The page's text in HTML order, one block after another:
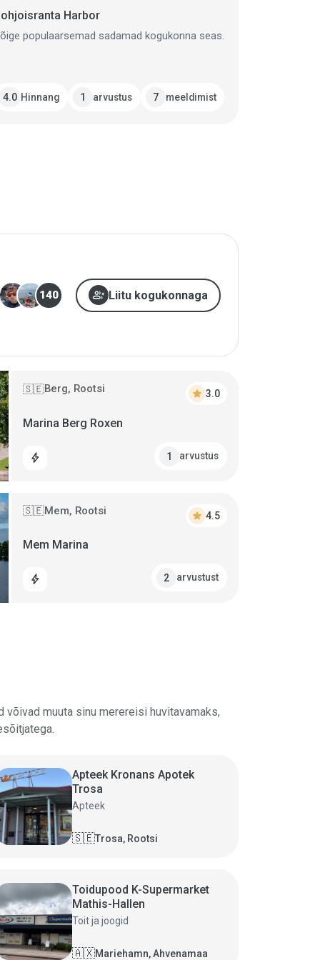
Harbor
populaarsemad sadamad kogukonna seas.
4.0 Hinnang 1 arvustus 7 meeldimist
140 group_add Liitu kogukonnaga
🇸🇪Berg, Rootsi star 3.0
Marina Berg Roxen
bolt 1 arvustus
🇸🇪Mem, Rootsi star 4.5
Mem Marina
bolt 2 arvustust
võivad muuta sinu merereisi huvitavamaks,
Apteek Kronans Apotek
Trosa
Apteek
🇸🇪Trosa, Rootsi
Toidupood K-Supermarket
Mathis-Hallen
Toit ja joogid
🇦🇽Mariehamn, Ahvenamaa